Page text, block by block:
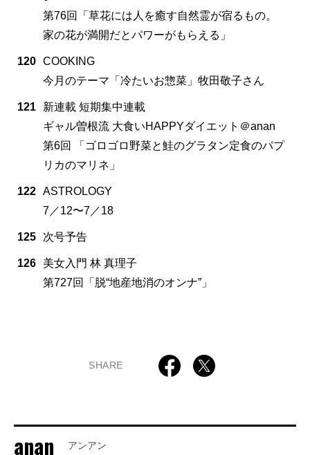
第76回「草花には人を癒す自然霊が宿るもの。
家の花が満開だとパワーがもらえる」
120 COOKING
今月のテーマ「冷たいお惣菜」牧田敬子さん
121
新連載 短期集中連載
ギャル曽根流 大食いHAPPYダイエット＠anan
第6回 「ゴロゴロ野菜と鮭のグラタン定食のパプ
リカのマリネ」
122 ASTROLOGY
7／12〜7／18
125 次号予告
126
美女入門 林 真理子
第727回「脱“地産地消のオンナ”」
SHARE
anan アンアン